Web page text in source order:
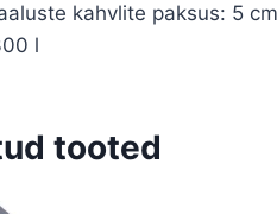
kahvlite paksus: 5 cm
l
tooted